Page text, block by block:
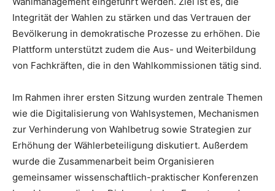
Integrität der Wahlen zu stärken und das Vertrauen der
Bevölkerung in demokratische Prozesse zu erhöhen. Die
Plattform unterstützt zudem die Aus- und Weiterbildung
von Fachkräften, die in den Wahlkommissionen tätig sind.
Im Rahmen ihrer ersten Sitzung wurden zentrale Themen
wie die Digitalisierung von Wahlsystemen, Mechanismen
zur Verhinderung von Wahlbetrug sowie Strategien zur
Erhöhung der Wählerbeteiligung diskutiert. Außerdem
wurde die Zusammenarbeit beim Organisieren
gemeinsamer wissenschaftlich-praktischer Konferenzen